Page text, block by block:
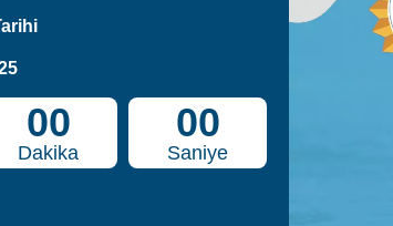
00
Dakika
00
Saniye